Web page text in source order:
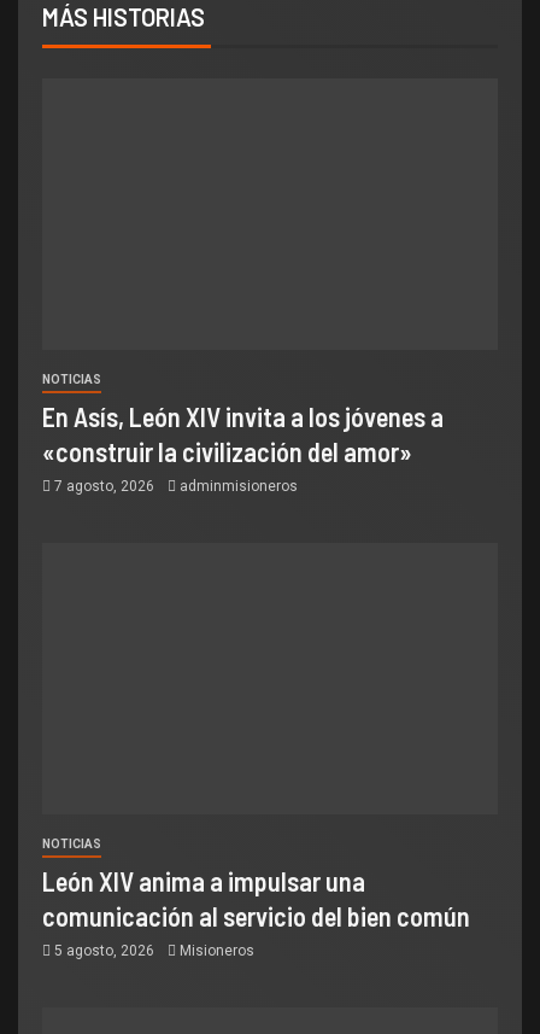
MÁS HISTORIAS
NOTICIAS
En Asís, León XIV invita a los jóvenes a
«construir la civilización del amor»
7 agosto, 2026 adminmisioneros
NOTICIAS
León XIV anima a impulsar una
comunicación al servicio del bien común
5 agosto, 2026 Misioneros